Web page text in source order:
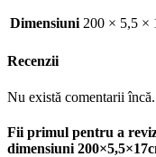
Dimensiuni 200 × 5,5 ×
Recenzii
Nu există comentarii încă.
Fii primul pentru a
dimensiuni